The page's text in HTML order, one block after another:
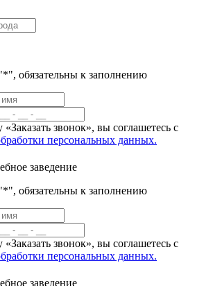
обязательны к заполнению
звонок», вы соглашетесь с
персональных данных.
заведение
обязательны к заполнению
звонок», вы соглашетесь с
персональных данных.
заведение